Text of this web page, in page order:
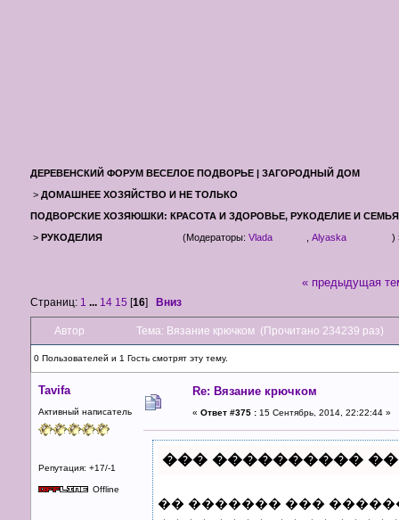
ДЕРЕВЕНСКИЙ ФОРУМ ВЕСЕЛОЕ ПОДВОРЬЕ | ЗАГОРОДНЫЙ ДОМ
> ДОМАШНЕЕ ХОЗЯЙСТВО И НЕ ТОЛЬКО
ПОДВОРСКИЕ ХОЗЯЮШКИ: КРАСОТА И ЗДОРОВЬЕ, РУКОДЕЛИЕ И СЕМЬЯ
> РУКОДЕЛИЯ (Модераторы: Vlada Alyaska )
Страниц: 1 ... 14 15 [16] Вниз
« предыдущая
Автор Тема: Вязание крючком (Прочитано 234239 раз)
0 Пользователей и 1 Гость смотрят эту тему.
Tavifa
Активный написатель
Репутация: +17/-1
Offline
Re: Вязание крючком
« Ответ #375 : 15 Сентябрь, 2014, 22:22:44 »
��� ����������
�� ������� ���